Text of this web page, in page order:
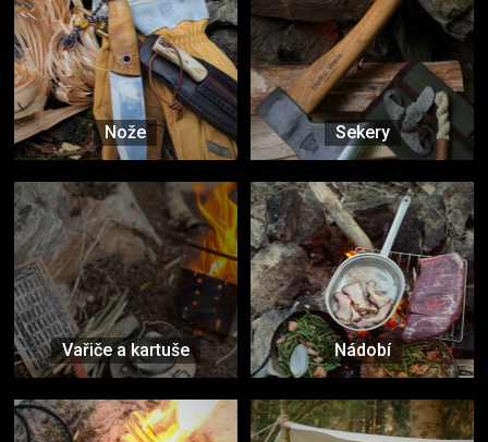
Nože Sekery
Vařiče a kartuše Nádobí